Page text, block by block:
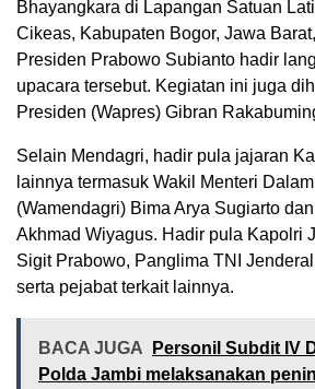
Bhayangkara di Lapangan Satuan
Cikeas, Kabupaten Bogor, Jawa
Presiden Prabowo Subianto hadir
upacara tersebut. Kegiatan ini juga
Presiden (Wapres) Gibran
Selain Mendagri, hadir pula jajaran
lainnya termasuk Wakil Menteri
(Wamendagri) Bima Arya Sugiarto
Akhmad Wiyagus. Hadir pula Kapolri
Sigit Prabowo, Panglima TNI
serta pejabat terkait lainnya.
BACA JUGA
Personil Subdit IV
Polda Jambi melaksanakan